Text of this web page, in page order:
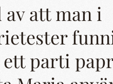
av att man i
parti